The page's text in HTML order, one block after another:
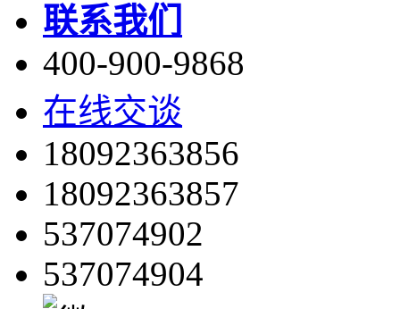
联系我们
400-900-9868
在线交谈
18092363856
18092363857
537074902
537074904